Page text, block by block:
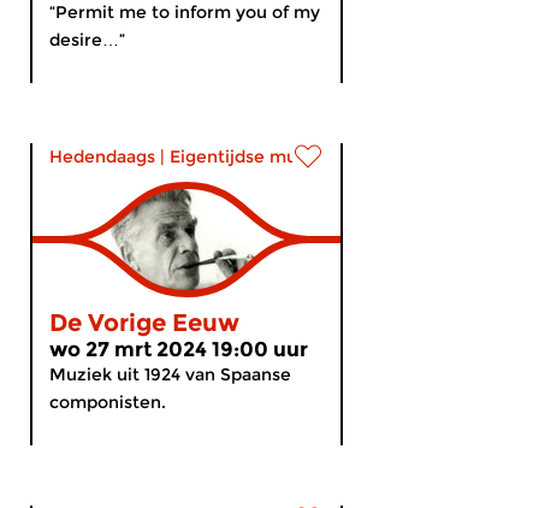
“Permit me to inform you of my
desire…”
Hedendaags | Eigentijdse muziek
De Vorige Eeuw
wo 27 mrt 2024 19:00 uur
Muziek uit 1924 van Spaanse
componisten.